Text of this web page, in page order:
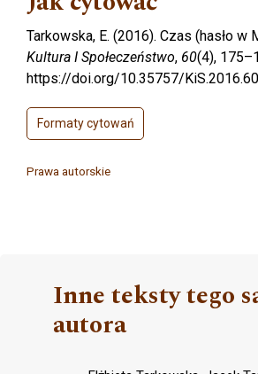
Tarkowska, E. (2016). Czas (hasło w
Kultura I Społeczeństwo, 60(4),
https://doi.org/10.35757/
Formaty cytowań
Prawa autorskie
Inne teksty tego
autora